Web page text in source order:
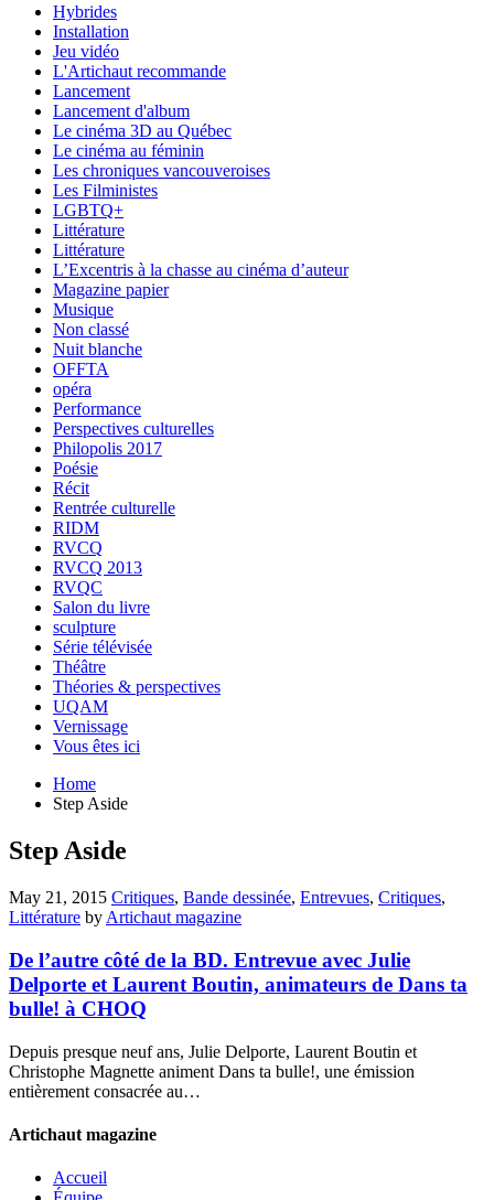
Hybrides
Installation
Jeu vidéo
L'Artichaut recommande
Lancement
Lancement d'album
Le cinéma 3D au Québec
Le cinéma au féminin
Les chroniques vancouveroises
Les Filministes
LGBTQ+
Littérature
Littérature
L’Excentris à la chasse au cinéma d’auteur
Magazine papier
Musique
Non classé
Nuit blanche
OFFTA
opéra
Performance
Perspectives culturelles
Philopolis 2017
Poésie
Récit
Rentrée culturelle
RIDM
RVCQ
RVCQ 2013
RVQC
Salon du livre
sculpture
Série télévisée
Théâtre
Théories & perspectives
UQAM
Vernissage
Vous êtes ici
Home
Step Aside
Step Aside
May 21, 2015 Critiques, Bande dessinée, Entrevues, Critiques,
Littérature by Artichaut magazine
De l’autre côté de la BD. Entrevue avec Julie
Delporte et Laurent Boutin, animateurs de Dans ta
bulle! à CHOQ
Depuis presque neuf ans, Julie Delporte, Laurent Boutin et
Christophe Magnette animent Dans ta bulle!, une émission
entièrement consacrée au…
Artichaut magazine
Accueil